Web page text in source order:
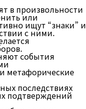
в произвольности
или
ищут “знаки” и
с ними.
события
метафорические
последствиях
подтверждений